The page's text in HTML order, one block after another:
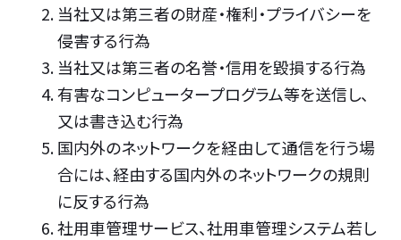
当社又は第三者の財産・権利・プライバシーを
侵害する行為
当社又は第三者の名誉・信用を毀損する行為
有害なコンピュータープログラム等を送信し、
又は書き込む行為
国内外のネットワークを経由して通信を行う場
合には、経由する国内外のネットワークの規則
に反する行為
社用車管理サービス、社用車管理システム若し